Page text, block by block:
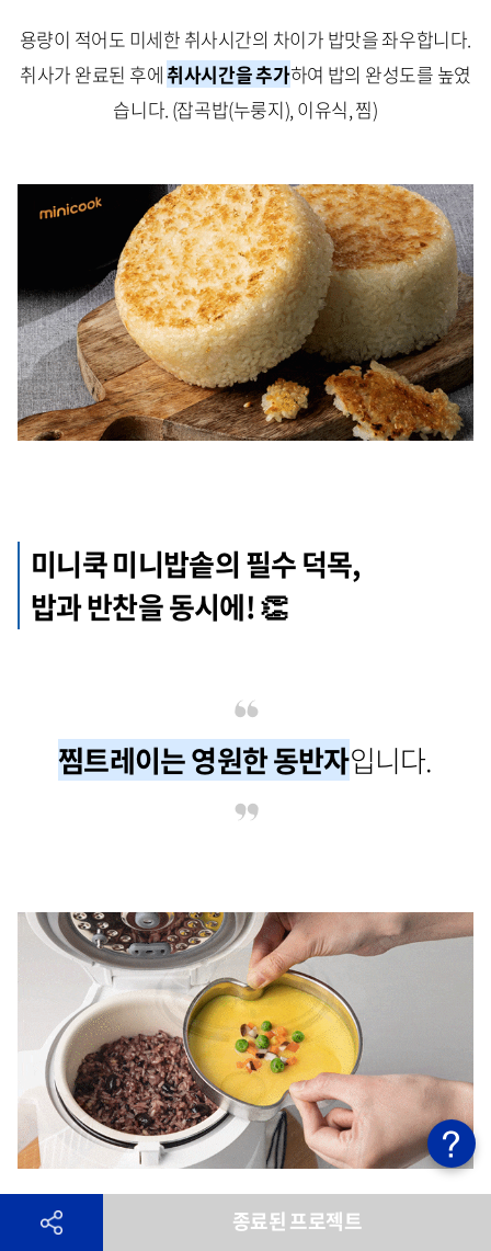
용량이 적어도 미세한 취사시간의 차이가 밥맛을 좌우합니다.
취사가 완료된 후에취사시간을 추가하여 밥의 완성도를 높였
습니다. (잡곡밥(누룽지), 이유식, 찜)
미니쿡 미니밥솥의 필수 덕목,
밥과 반찬을 동시에! 👏
찜트레이는 영원한 동반자입니다.
종료된 프로젝트